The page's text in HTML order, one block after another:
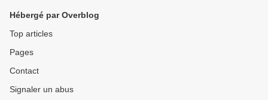
Hébergé par Overblog
Top articles
Pages
Contact
Signaler un abus